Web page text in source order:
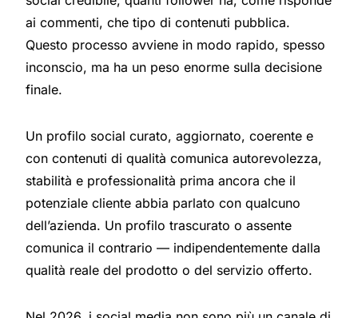
ai commenti, che tipo di contenuti pubblica.
Questo processo avviene in modo rapido, spesso
inconscio, ma ha un peso enorme sulla decisione
finale.
Un profilo social curato, aggiornato, coerente e
con contenuti di qualità comunica autorevolezza,
stabilità e professionalità prima ancora che il
potenziale cliente abbia parlato con qualcuno
dell’azienda. Un profilo trascurato o assente
comunica il contrario — indipendentemente dalla
qualità reale del prodotto o del servizio offerto.